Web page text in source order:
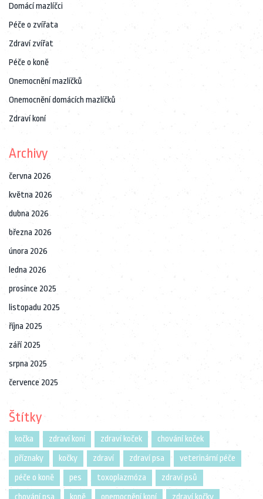
Domácí mazlíčci
Péče o zvířata
Zdraví zvířat
Péče o koně
Onemocnění mazlíčků
Onemocnění domácích mazlíčků
Zdraví koní
Archivy
června 2026
května 2026
dubna 2026
března 2026
února 2026
ledna 2026
prosince 2025
listopadu 2025
října 2025
září 2025
srpna 2025
července 2025
Štítky
kočka zdraví koní zdraví koček
chování koček
příznaky
kočky zdraví zdraví psa
veterinární péče
péče o koně
pes toxoplazmóza
zdraví psů
chování psa
koně onemocnění koní zdraví kočky